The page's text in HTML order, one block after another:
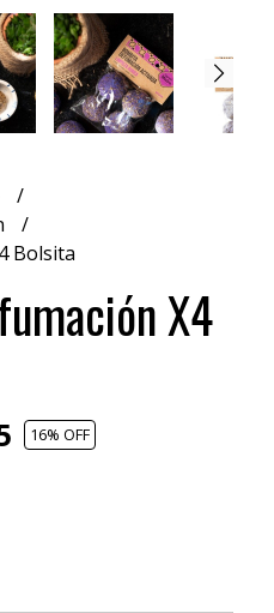
Bolsita
X4
16% OFF